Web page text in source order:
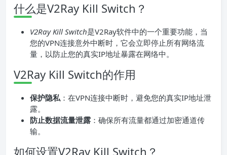
什么是V2Ray Kill Switch？
V2Ray Kill Switch是V2Ray软件中的一个重要功能，当
您的VPN连接意外中断时，它会立即停止所有网络流
量，以防止您的真实IP地址暴露在网络中。
V2Ray Kill Switch的作用
保护隐私：在VPN连接中断时，避免您的真实IP地址泄
露。
防止数据流量泄露 ：确保所有流量都通过加密通道传
输。
如何设置V2Ray Kill Switch？